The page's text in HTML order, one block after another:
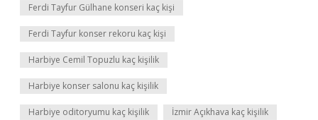
Ferdi Tayfur Gülhane konseri kaç kişi
Ferdi Tayfur konser rekoru kaç kişi
Harbiye Cemil Topuzlu kaç kişilik
Harbiye konser salonu kaç kişilik
Harbiye oditoryumu kaç kişilik İzmir Açıkhava kaç kişilik